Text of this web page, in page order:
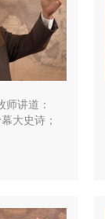
讲道：
大史诗；